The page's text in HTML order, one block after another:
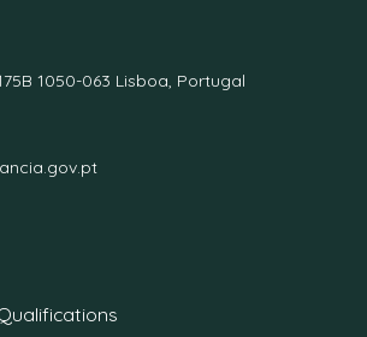
1050-063 Lisboa, Portugal